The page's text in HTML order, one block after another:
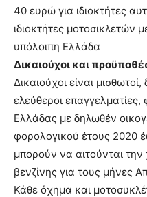
40 ευρώ για ιδιοκτήτες
ιδιοκτήτες μοτοσικλετών
υπόλοιπη Ελλάδα
Δικαιούχοι και
Δικαιούχοι είναι
ελεύθεροι επαγγελματίες,
Ελλάδας με δηλωθέν
φορολογικού έτους 2020
μπορούν να αιτούνται
βενζίνης για τους μήνες
Κάθε όχημα και